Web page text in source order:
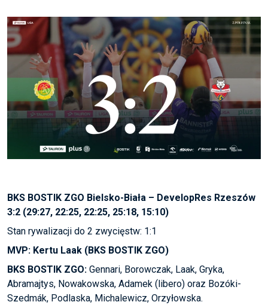
BKS BOSTIK ZGO Bielsko-Biała – DevelopRes Rzeszów
3:2 (29:27, 22:25, 22:25, 25:18, 15:10)
Stan rywalizacji do 2 zwycięstw: 1:1
MVP: Kertu Laak (BKS BOSTIK ZGO)
BKS BOSTIK ZGO: Gennari, Borowczak, Laak, Gryka,
Abramajtys, Nowakowska, Adamek (libero) oraz Bozóki-
Szedmák, Podlaska, Michalewicz, Orzyłowska.